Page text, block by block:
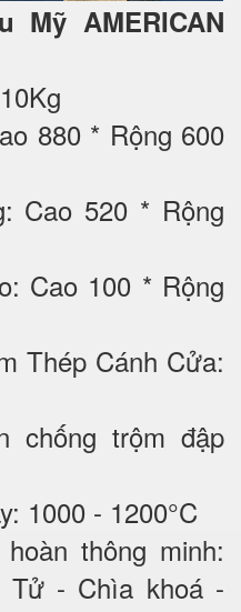
Mỹ AMERICAN
880 * Rộng 600
Cao 520 * Rộng
Cao 100 * Rộng
Thép Cánh Cửa:
chống trộm đập
1000 - 1200°C
thông minh:
Tử - Chìa khoá -